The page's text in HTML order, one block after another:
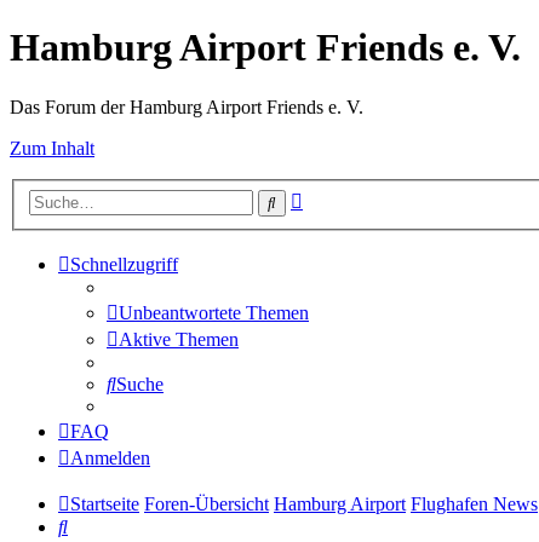
Hamburg Airport Friends e. V.
Das Forum der Hamburg Airport Friends e. V.
Zum Inhalt
Suche
Schnellzugriff
Unbeantwortete Themen
Aktive Themen
Suche
FAQ
Anmelden
Startseite Foren-Übersicht Hamburg Airport Flughafen News
Suche